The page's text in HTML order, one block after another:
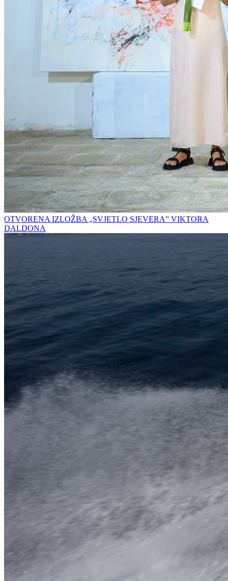
OTVORENA IZLOŽBA „SVJETLO SJEVERA” VIKTORA
DALDONA